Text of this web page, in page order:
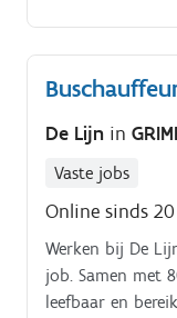
De Lijn in
Vaste jobs
Online sinds
Werken bij De
job. Samen met
leefbaar en